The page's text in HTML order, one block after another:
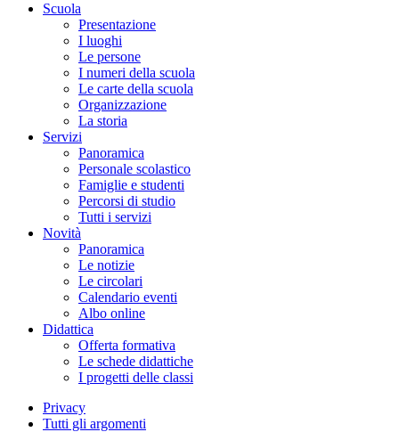
Scuola
Presentazione
I luoghi
Le persone
I numeri della scuola
Le carte della scuola
Organizzazione
La storia
Servizi
Panoramica
Personale scolastico
Famiglie e studenti
Percorsi di studio
Tutti i servizi
Novità
Panoramica
Le notizie
Le circolari
Calendario eventi
Albo online
Didattica
Offerta formativa
Le schede didattiche
I progetti delle classi
Privacy
Tutti gli argomenti